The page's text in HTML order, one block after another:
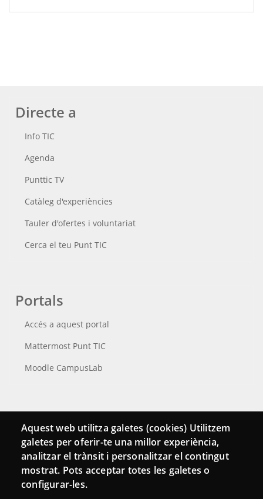
Directe a
Info TIC
Agenda
Punttic TV
Catàleg d'experiències
Tauler d'ofertes i voluntariat
Cerca el teu Punt TIC
Portals
Accés a aquest portal
Mattermost Punt TIC
Moodle CampusLab
Connecta
Bustia de contacte
Butlletins
Aquest web utilitza galetes (cookies) Utilitzem
galetes per oferir-te una millor experiència,
analitzar el trànsit i personalitzar el contingut
mostrat. Pots acceptar totes les galetes o
configurar-les.